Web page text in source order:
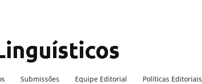
Submissões Equipe Editorial Políticas Editoriais